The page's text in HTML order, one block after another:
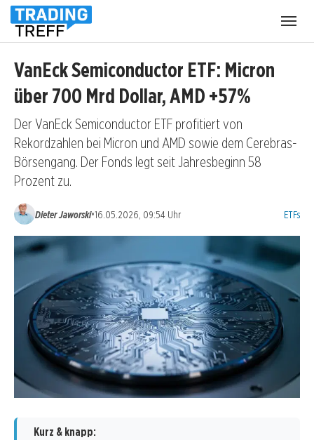
VanEck Semiconductor ETF: Micron
über 700 Mrd Dollar, AMD +57%
Der VanEck Semiconductor ETF profitiert von
Rekordzahlen bei Micron und AMD sowie dem Cerebras-
Börsengang. Der Fonds legt seit Jahresbeginn 58
Prozent zu.
Dieter Jaworski•16.05.2026, 09:54 Uhr ETFs
Kurz & knapp: